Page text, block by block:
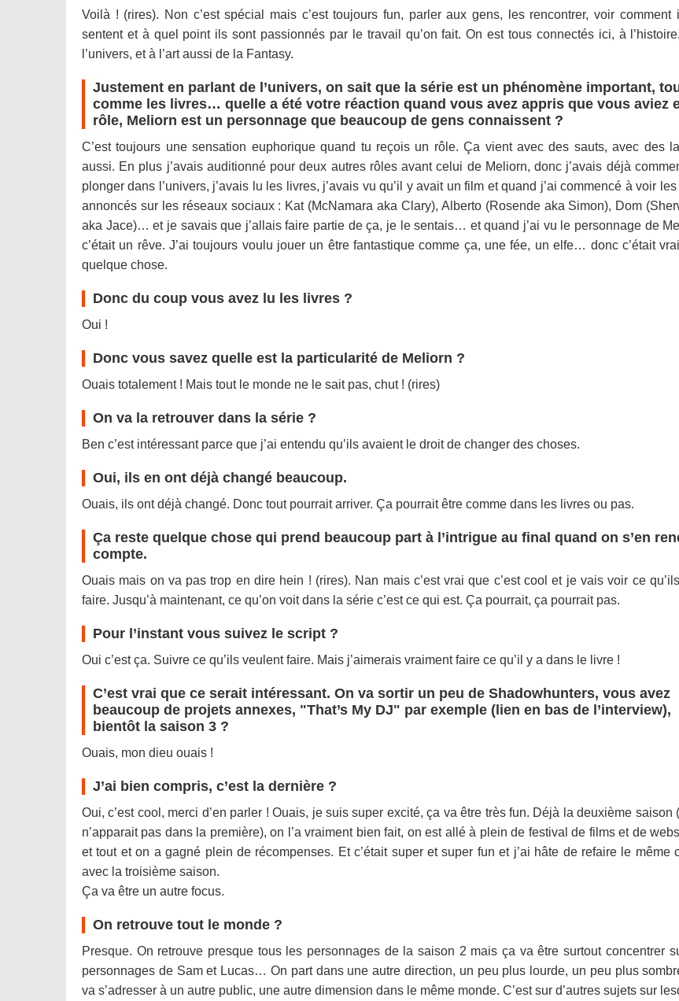
Voilà ! (rires). Non c’est spécial mais c’est toujours fun, parler aux gens, les rencontrer, voir comment
sentent et à quel point ils sont passionnés par le travail qu’on fait. On est tous connectés ici, à
l’univers, et à l’art aussi de la Fantasy.
Justement en parlant de l’univers, on sait que la série est un phénomène important,
comme les livres… quelle a été votre réaction quand vous avez appris que vous aviez
rôle, Meliorn est un personnage que beaucoup de gens connaissent ?
C’est toujours une sensation euphorique quand tu reçois un rôle. Ça vient avec des sauts, avec des
aussi. En plus j’avais auditionné pour deux autres rôles avant celui de Meliorn, donc j’avais déjà
plonger dans l’univers, j’avais lu les livres, j’avais vu qu’il y avait un film et quand j’ai commencé à voir
annoncés sur les réseaux sociaux : Kat (McNamara aka Clary), Alberto (Rosende aka Simon), Dom
aka Jace)… et je savais que j’allais faire partie de ça, je le sentais… et quand j’ai vu le personnage de
c’était un rêve. J’ai toujours voulu jouer un être fantastique comme ça, une fée, un elfe… donc c’était
quelque chose.
Donc du coup vous avez lu les livres ?
Oui !
Donc vous savez quelle est la particularité de Meliorn ?
Ouais totalement ! Mais tout le monde ne le sait pas, chut ! (rires)
On va la retrouver dans la série ?
Ben c’est intéressant parce que j’ai entendu qu’ils avaient le droit de changer des choses.
Oui, ils en ont déjà changé beaucoup.
Ouais, ils ont déjà changé. Donc tout pourrait arriver. Ça pourrait être comme dans les livres ou pas.
Ça reste quelque chose qui prend beaucoup part à l’intrigue au final quand on s’en
compte.
Ouais mais on va pas trop en dire hein ! (rires). Nan mais c’est vrai que c’est cool et je vais voir ce
faire. Jusqu’à maintenant, ce qu’on voit dans la série c’est ce qui est. Ça pourrait, ça pourrait pas.
Pour l’instant vous suivez le script ?
Oui c’est ça. Suivre ce qu’ils veulent faire. Mais j’aimerais vraiment faire ce qu’il y a dans le livre !
C’est vrai que ce serait intéressant. On va sortir un peu de Shadowhunters, vous avez
beaucoup de projets annexes, "That’s My DJ" par exemple (lien en bas de l’interview),
bientôt la saison 3 ?
Ouais, mon dieu ouais !
J’ai bien compris, c’est la dernière ?
Oui, c’est cool, merci d’en parler ! Ouais, je suis super excité, ça va être très fun. Déjà la deuxième saison
n’apparait pas dans la première), on l’a vraiment bien fait, on est allé à plein de festival de films et de
et tout et on a gagné plein de récompenses. Et c’était super et super fun et j’ai hâte de refaire le même
avec la troisième saison.
Ça va être un autre focus.
On retrouve tout le monde ?
Presque. On retrouve presque tous les personnages de la saison 2 mais ça va être surtout concentrer
personnages de Sam et Lucas… On part dans une autre direction, un peu plus lourde, un peu plus
va s’adresser à un autre public, une autre dimension dans le même monde. C’est sur d’autres sujets sur